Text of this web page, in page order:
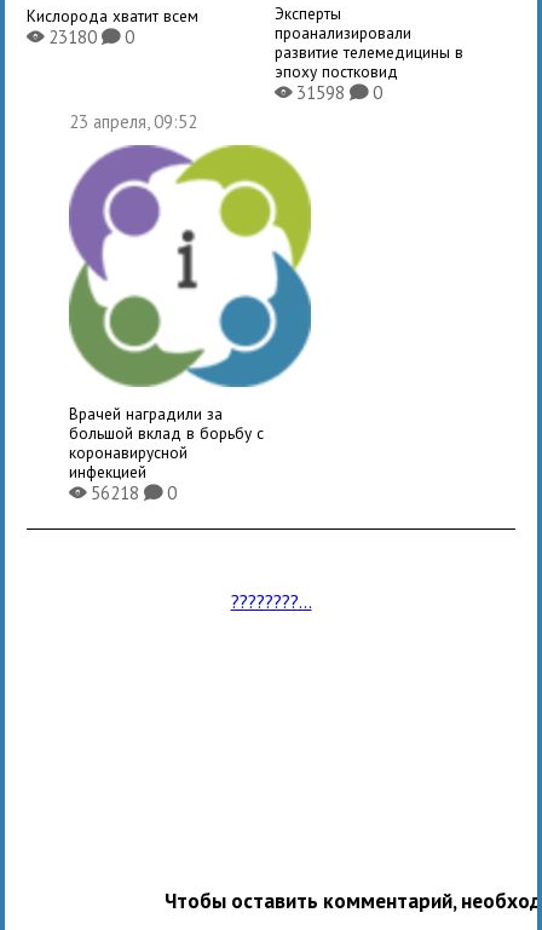
Кислорода хватит всем
X23180K0
Эксперты
проанализировали
развитие телемедицины в
эпоху постковид
X31598 K0
23 апреля, 09:52
Врачей наградили за
большой вклад в борьбу с
коронавирусной
инфекцией
X56218K0
????????...
Чтобы оставить комментарий,